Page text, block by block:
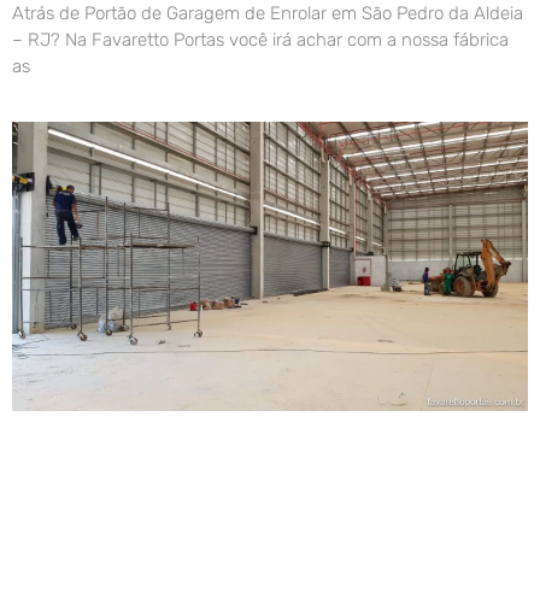
Atrás de Portão de Garagem de Enrolar em São Pedro da Aldeia
– RJ? Na Favaretto Portas você irá achar com a nossa fábrica
as